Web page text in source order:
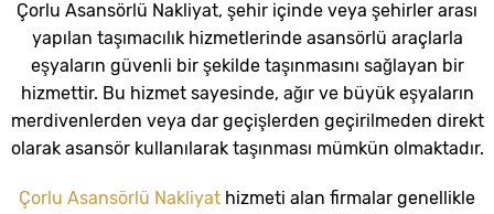
Çorlu Asansörlü Nakliyat, şehir içinde veya şehirler arası
yapılan taşımacılık hizmetlerinde asansörlü araçlarla
eşyaların güvenli bir şekilde taşınmasını sağlayan bir
hizmettir. Bu hizmet sayesinde, ağır ve büyük eşyaların
merdivenlerden veya dar geçişlerden geçirilmeden direkt
olarak asansör kullanılarak taşınması mümkün olmaktadır.
Çorlu Asansörlü Nakliyat hizmeti alan firmalar genellikle